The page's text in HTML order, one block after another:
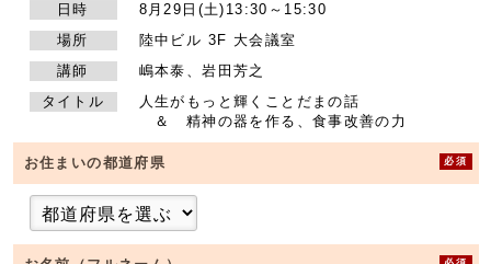
日時
8月29日(土)13:30～15:30
場所
陸中ビル 3F 大会議室
講師
嶋本泰、岩田芳之
タイトル
人生がもっと輝くことだまの話
＆ 精神の器を作る、食事改善の力
お住まいの都道府県 必須